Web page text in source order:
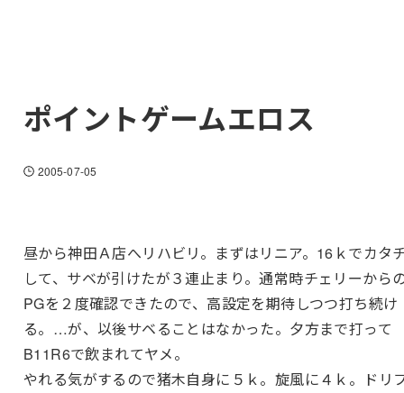
ポイントゲームエロス
2005-07-05
昼から神田Ａ店へリハビリ。まずはリニア。16ｋでカタ
して、サベが引けたが３連止まり。通常時チェリーから
PGを２度確認できたので、高設定を期待しつつ打ち続け
る。…が、以後サベることはなかった。夕方まで打って
B11R6で飲まれてヤメ。
やれる気がするので猪木自身に５ｋ。旋風に４ｋ。ドリ